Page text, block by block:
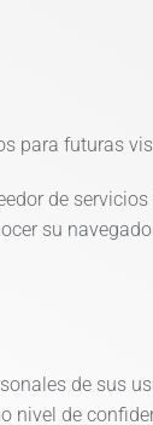
para futuras
de
su
de sus
de